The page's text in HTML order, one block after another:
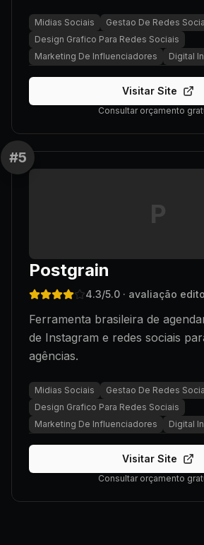
Midias Sociais
Gestao De Redes
Design Grafico Para Redes Sociais
Marketing De Influenciadores
Digital
Visitar Site
Consultar orçamento
#5
P
Postgrain
4.3/5.0 · avaliação
Ferramenta brasileira de
de Instagram e redes sociais
agências.
Midias Sociais
Gestao De Redes
Design Grafico Para Redes Sociais
Marketing De Influenciadores
Digital
Visitar Site
Consultar orçamento